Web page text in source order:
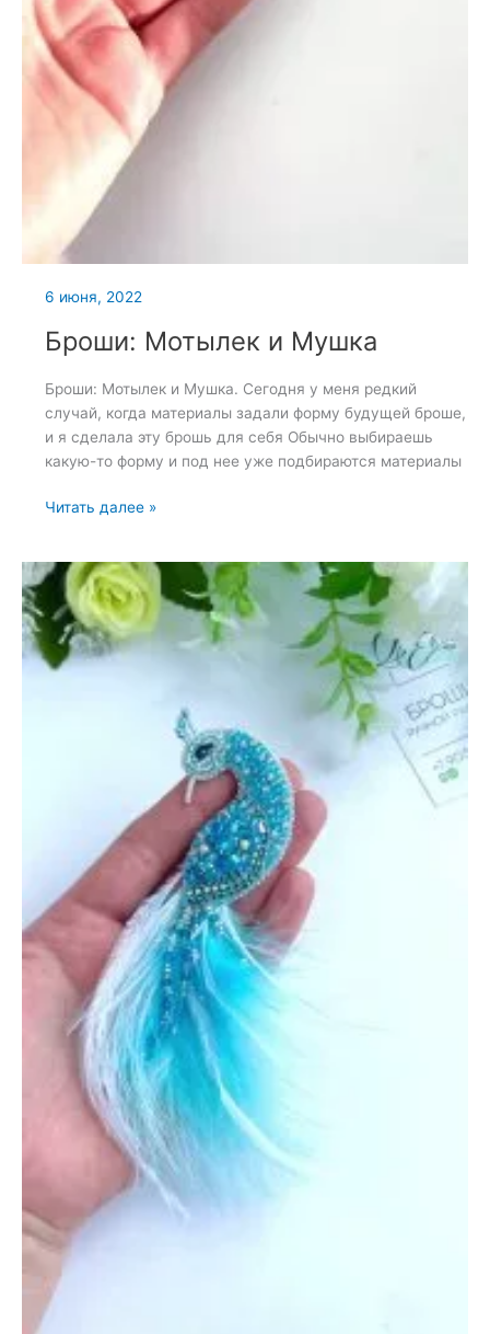
6 июня, 2022
Броши: Мотылек и Мушка
Броши: Мотылек и Мушка. Сегодня у меня редкий
случай, когда материалы задали форму будущей броше,
и я сделала эту брошь для себя Обычно выбираешь
какую-то форму и под нее уже подбираются материалы
Броши:
Мушка
Читать далее »